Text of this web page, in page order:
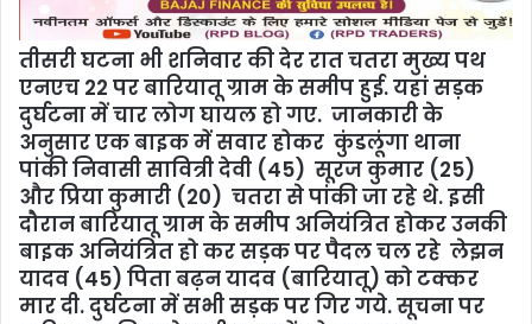
तीसरी घटना भी शनिवार की देर रात चतरा मुख्य पथ
एनएच 22 पर बारियातू ग्राम के समीप हुई. यहां सड़क
दुर्घटना में चार लोग घायल हो गए. जानकारी के
अनुसार एक बाइक में सवार होकर कुंडलूंगा थाना
पांकी निवासी सावित्री देवी (45) सूरज कुमार (25)
और प्रिया कुमारी (20) चतरा से पांकी जा रहे थे. इसी
दौरान बारियातू ग्राम के समीप अनियंत्रित होकर उनकी
बाइक अनियंत्रित हो कर सड़क पर पैदल चल रहे लेझन
यादव (45) पिता बढ़न यादव (बारियातू) को टक्कर
मार दी. दुर्घटना में सभी सड़क पर गिर गये. सूचना पर